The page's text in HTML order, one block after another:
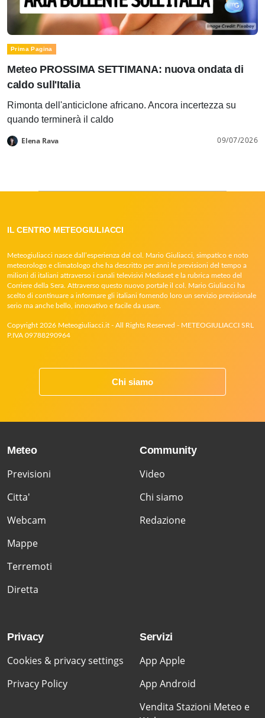
Prima Pagina
Meteo PROSSIMA SETTIMANA: nuova ondata di
caldo sull'Italia
Rimonta dell'anticiclone africano. Ancora incertezza su
quando terminerà il caldo
Elena Rava 09/07/2026
IL CENTRO METEOGIULIACCI
Meteogiuliacci nasce dall’esperienza del col. Mario Giuliacci, simpatico e noto
meteorologo e climatologo che ha descritto per anni le previsioni del tempo a
milioni di italiani attraverso i canali televisivi Mediaset e la rubrica meteo del
Corriere della Sera. Attraverso questo nuovo portale il col. Mario Giuliacci ha
scelto di continuare a informare gli italiani fornendo loro un servizio previsionale
serio ma anche bello, innovativo e facile da usare.
Copyright 2026 Meteogiuliacci.it - All Rights Reserved - METEOGIULIACCI SRL
P.IVA 09788290964
Chi siamo
Meteo
Previsioni
Citta'
Webcam
Mappe
Terremoti
Diretta
Community
Video
Chi siamo
Redazione
Privacy
Cookies & privacy settings
Privacy Policy
Servizi
App Apple
App Android
Vendita Stazioni Meteo e